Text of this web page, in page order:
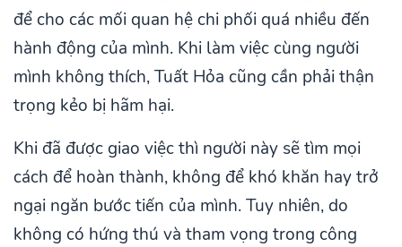
để cho các mối quan hệ chi phối quá nhiều đến
hành động của mình. Khi làm việc cùng người
mình không thích, Tuất Hỏa cũng cần phải thận
trọng kẻo bị hãm hại.
Khi đã được giao việc thì người này sẽ tìm mọi
cách để hoàn thành, không để khó khăn hay trở
ngại ngăn bước tiến của mình. Tuy nhiên, do
không có hứng thú và tham vọng trong công